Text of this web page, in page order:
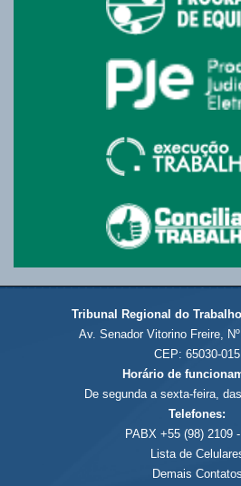
Tribunal Regional do
Av. Senador Vitorino Freire,
CEP: 65030-015
Horário de
De segunda a sexta-feira,
Telefones:
PABX +55 (98) 2109
Lista de
Demais Contatos